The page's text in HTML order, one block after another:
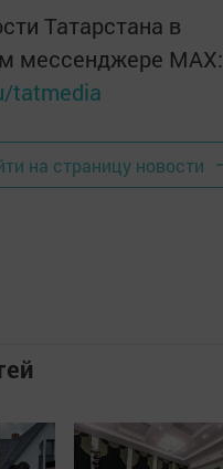
Татарстана в
мессенджере MАХ:
tatmedia
на страницу новости